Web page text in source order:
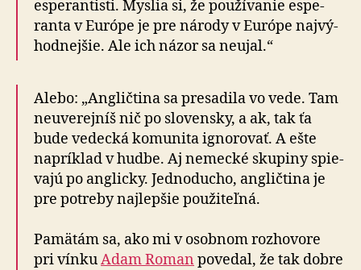
espe­ran­tisti. Myslia si, že pou­ží­vanie espe­
ranta v Európe je pre národy v Európe naj­vý­
hod­nejšie. Ale ich názor sa neujal.“
Alebo: „Angličtina sa presadila vo vede. Tam
neu­ve­rej­níš nič po slo­ven­sky, a ak, tak ťa
bude vedecká ko­mu­nita ig­no­ro­vať. A ešte
napríklad v hudbe. Aj nemecké skupiny spie­
vajú po anglicky. Jedno­ducho, angličtina je
pre potreby naj­lepšie pou­ži­teľná.
Pamätám sa, ako mi v osobnom roz­ho­vore
pri vínkuAdam Roman po­ve­dal, že tak dobre